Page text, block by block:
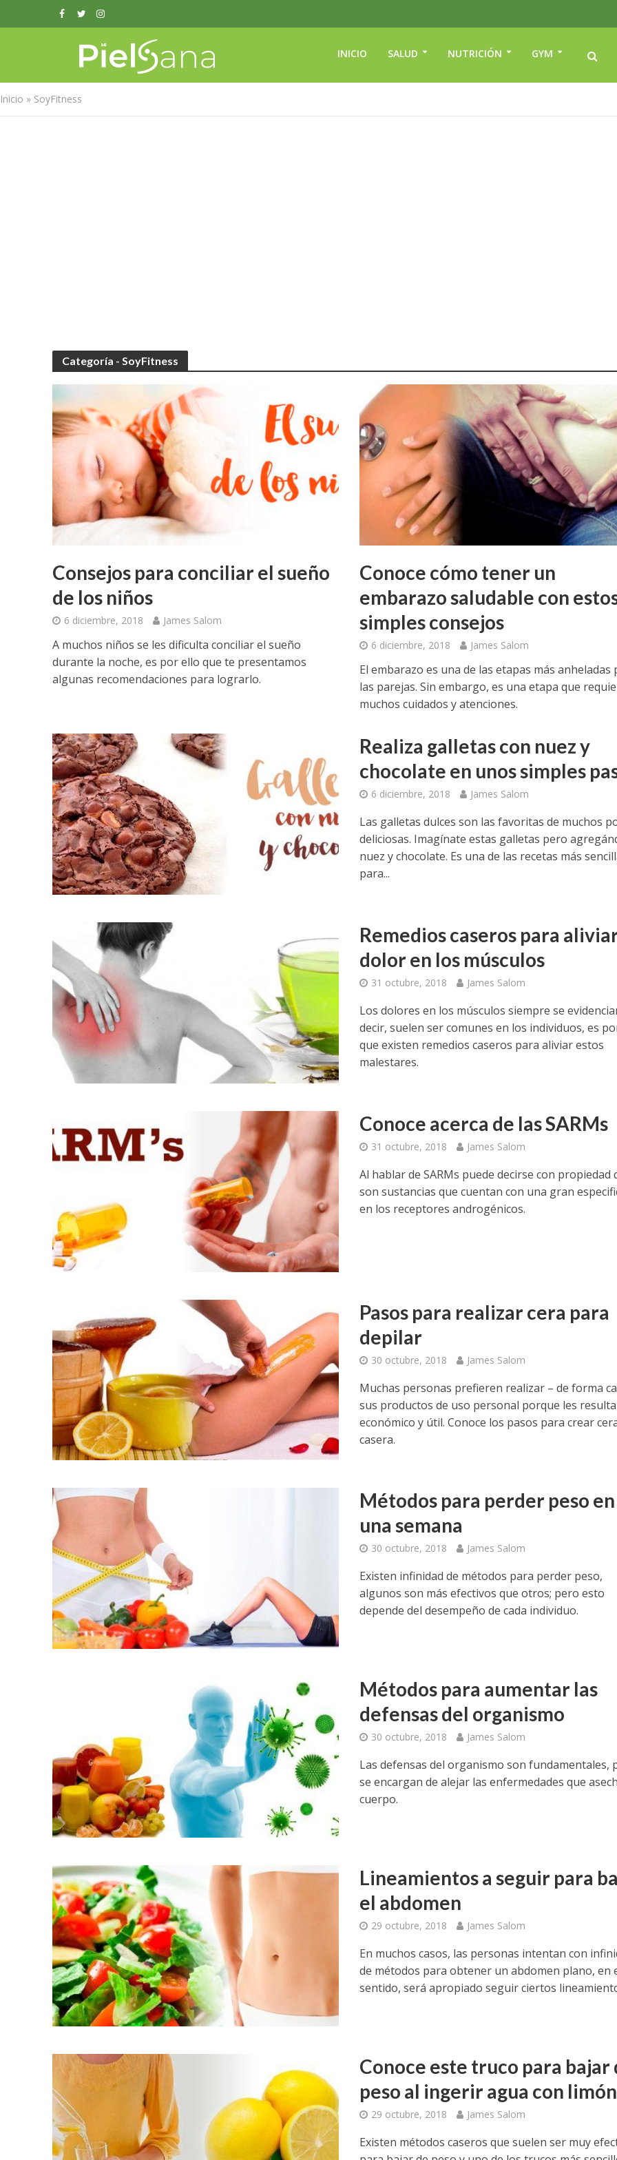
INICIO SALUD NUTRICIÓN GYM
Inicio » SoyFitness
Categoría - SoyFitness
Consejos para conciliar el sueño
de los niños
6 diciembre, 2018 James Salom
A muchos niños se les dificulta conciliar el sueño
durante la noche, es por ello que te presentamos
algunas recomendaciones para lograrlo.
Conoce cómo tener un
embarazo saludable con
simples consejos
6 diciembre, 2018 James Salom
El embarazo es una de las etapas más anheladas
las parejas. Sin embargo, es una etapa que
muchos cuidados y atenciones.
Realiza galletas con nuez y
chocolate en unos simples
6 diciembre, 2018 James Salom
Las galletas dulces son las favoritas de muchos
deliciosas. Imagínate estas galletas pero
nuez y chocolate. Es una de las recetas más
para...
Remedios caseros para
dolor en los músculos
31 octubre, 2018 James Salom
Los dolores en los músculos siempre se
decir, suelen ser comunes en los individuos, es
que existen remedios caseros para aliviar estos
malestares.
Conoce acerca de las SARMs
31 octubre, 2018 James Salom
Al hablar de SARMs puede decirse con propiedad
son sustancias que cuentan con una gran
en los receptores androgénicos.
Pasos para realizar cera para
depilar
30 octubre, 2018 James Salom
Muchas personas prefieren realizar – de forma
sus productos de uso personal porque les
económico y útil. Conoce los pasos para crear
casera.
Métodos para perder peso en
una semana
30 octubre, 2018 James Salom
Existen infinidad de métodos para perder peso,
algunos son más efectivos que otros; pero esto
depende del desempeño de cada individuo.
Métodos para aumentar las
defensas del organismo
30 octubre, 2018 James Salom
Las defensas del organismo son fundamentales,
se encargan de alejar las enfermedades que
cuerpo.
Lineamientos a seguir para
el abdomen
29 octubre, 2018 James Salom
En muchos casos, las personas intentan con
de métodos para obtener un abdomen plano, en
sentido, será apropiado seguir ciertos
Conoce este truco para bajar
peso al ingerir agua con limón
29 octubre, 2018 James Salom
Existen métodos caseros que suelen ser muy